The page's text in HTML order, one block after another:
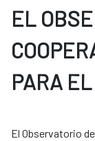
EL
PARA
El Observatorio